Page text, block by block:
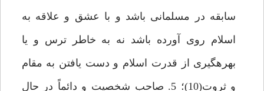
سابقه در مسلمانى باشد و با عشق و علاقه به
اسلام روى آورده باشد نه به خاطر ترس و يا
بهره‏گيرى از قدرت اسلام و دست يافتن به مقام
و ثروت(10)؛ 5. صاحب شخصيت و دائماً در حال